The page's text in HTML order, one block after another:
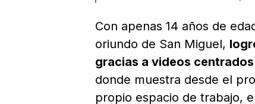
Con apenas 14 años de
oriundo de San Miguel,
gracias a videos
donde muestra desde el
propio espacio de trabajo,